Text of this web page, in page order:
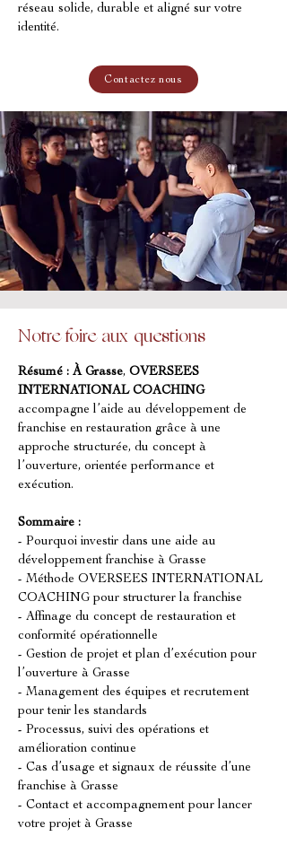
réseau solide, durable et aligné sur votre
identité.
Contactez nous
Notre foire aux questions
Résumé : À Grasse, OVERSEES
INTERNATIONAL COACHING
accompagne l’aide au développement de
franchise en restauration grâce à une
approche structurée, du concept à
l’ouverture, orientée performance et
exécution.
Sommaire :
- Pourquoi investir dans une aide au
développement franchise à Grasse
- Méthode OVERSEES INTERNATIONAL
COACHING pour structurer la franchise
- Affinage du concept de restauration et
conformité opérationnelle
- Gestion de projet et plan d’exécution pour
l’ouverture à Grasse
- Management des équipes et recrutement
pour tenir les standards
- Processus, suivi des opérations et
amélioration continue
- Cas d’usage et signaux de réussite d’une
franchise à Grasse
- Contact et accompagnement pour lancer
votre projet à Grasse